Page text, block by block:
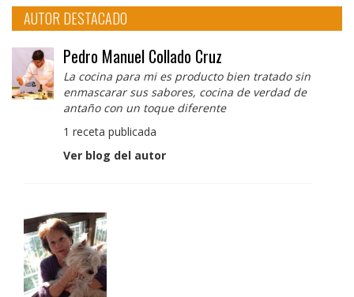
AUTOR DESTACADO
Pedro Manuel Collado Cruz
La cocina para mi es producto bien tratado sin
enmascarar sus sabores, cocina de verdad de
antaño con un toque diferente
1 receta publicada
Ver blog del autor